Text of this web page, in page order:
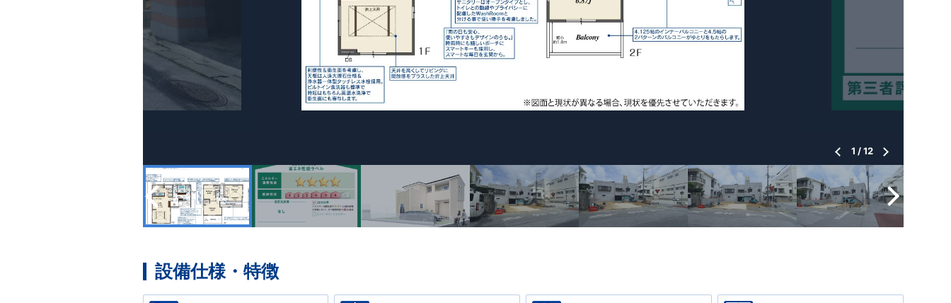
1 /12
設備仕様・特徴